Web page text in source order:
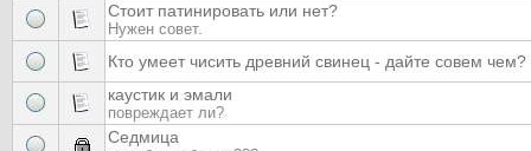
Стоит патинировать или нет?
Нужен совет.
Кто умеет чисить древний свинец - дайте совем чем?
каустик и эмали
повреждает ли?
Седмица